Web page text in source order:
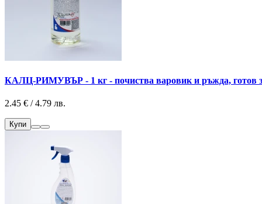
КАЛЦ-РИМУВЪР - 1 кг - почиства варовик и ръжда, готов
2.45 € / 4.79 лв.
Купи